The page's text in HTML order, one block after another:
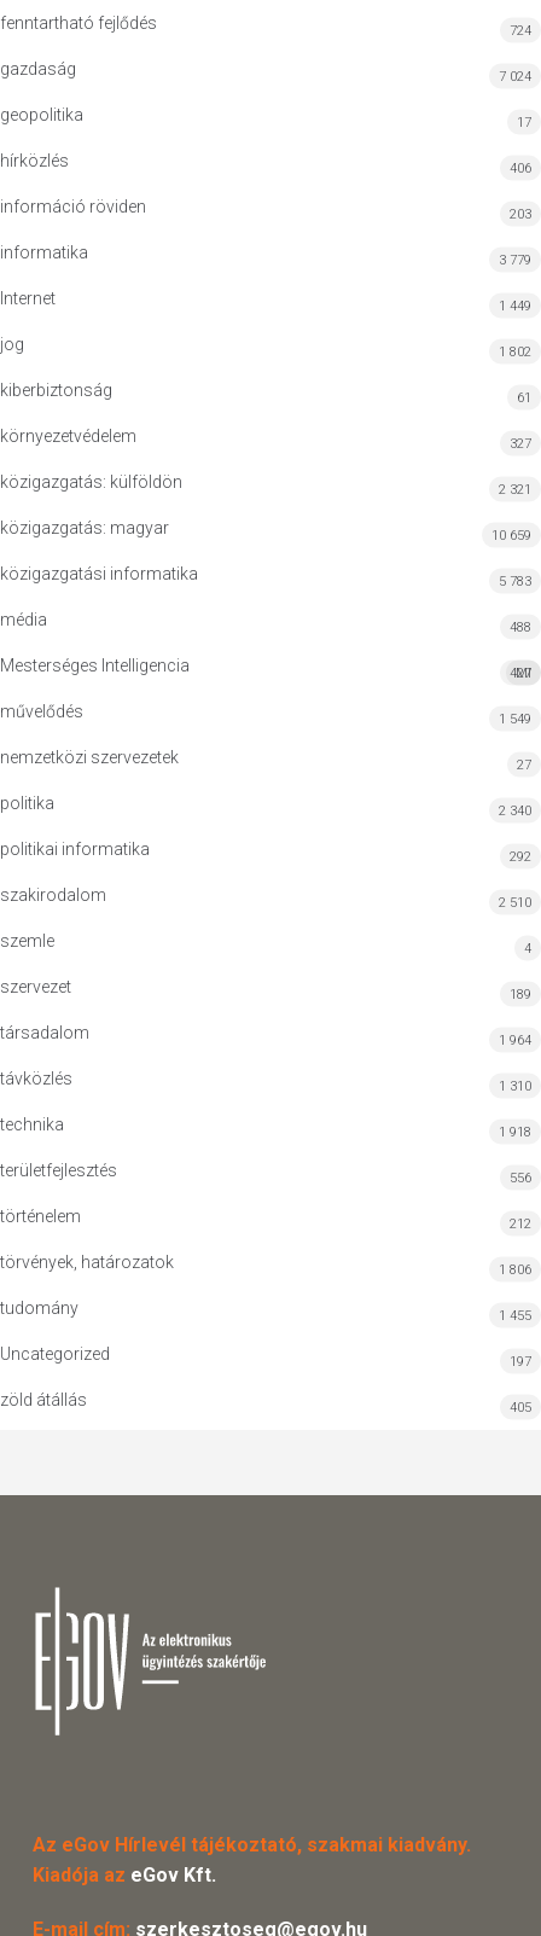
fenntartható fejlődés 724
gazdaság 7 024
geopolitika 17
hírközlés 406
információ röviden 203
informatika 3 779
Internet 1 449
jog 1 802
kiberbiztonság 61
környezetvédelem 327
közigazgatás: külföldön 2 321
közigazgatás: magyar 10 659
közigazgatási informatika 5 783
média 488
Mesterséges Intelligencia MI
427
művelődés 1 549
nemzetközi szervezetek 27
politika 2 340
politikai informatika 292
szakirodalom 2 510
szemle 4
szervezet 189
társadalom 1 964
távközlés 1 310
technika 1 918
területfejlesztés 556
történelem 212
törvények, határozatok 1 806
tudomány 1 455
Uncategorized 197
zöld átállás 405
Az eGov Hírlevél tájékoztató, szakmai kiadvány.
Kiadója az eGov Kft.
E-mail cím: szerkesztoseg@egov.hu